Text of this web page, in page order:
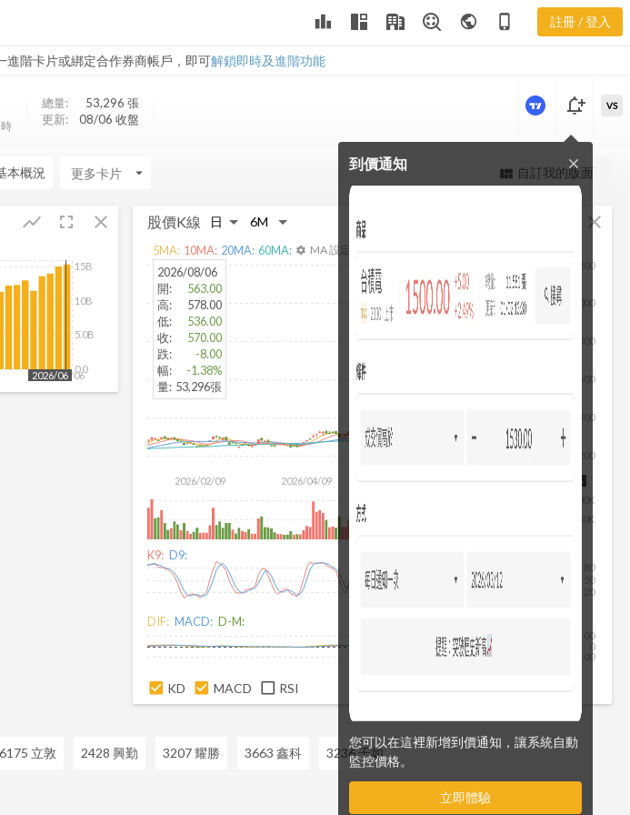
leaderboard public phone_iphone 註冊 / 登入
進階卡片或綁定合作券商帳戶，即可解鎖即時及進階功能
2327 營收
總量: 53,296 張
更新:
08/06 收盤
更強大的進階價量圖表
notification_add
到價通知
您可以在這裡新增到價通知，讓系統自動
監控價格。
立即體驗
close
VS
本概況 arrow_drop_down view_quilt 自訂我的版面
fullscreen close
show_chart
2026/06
0.0
5.0B
10B
15B
2026/06
股價K線 close
2026/02/09 2026/04/09
200
400
600
800
1,000
1,200
2026/08/06
50K
100K
2026/08/06
開:
563.00
高:
578.00
低:
536.00
收:
570.00
跌:
-8.00
幅:
-1.38%
量: 53,296張
5MA: 10MA: 20MA: 60MA: settings MA 設定
K9: D9:
20
50
80
DIF: MACD: D-M:
-100
0
100
KD MACD RSI
6175 立敦 2428 興勤 3207 耀勝 3663 鑫科 3236 千如